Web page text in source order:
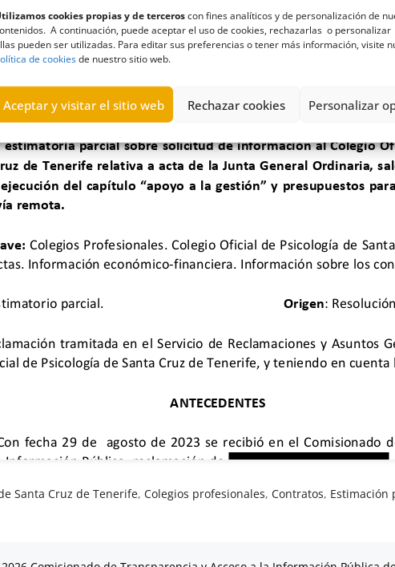
cookies propias y de terceroscon fines analíticos y de personalización de
A continuación, puede aceptar el uso de cookies, rechazarlas o personalizar
pueden ser utilizadas. Para editar sus preferencias o tener más información, visite
de cookiesde nuestro sitio web.
Aceptar y visitar el sitio web Rechazar cookies Personalizar
Santa Cruz de Tenerife,Colegios profesionales,Contratos, Estimación